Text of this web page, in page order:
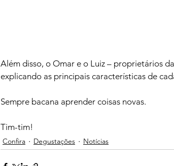
Além disso, o Omar e o Luiz – proprietários
explicando as principais características de
Sempre bacana aprender coisas novas.
Tim-tim!
Confira Degustações Notícias